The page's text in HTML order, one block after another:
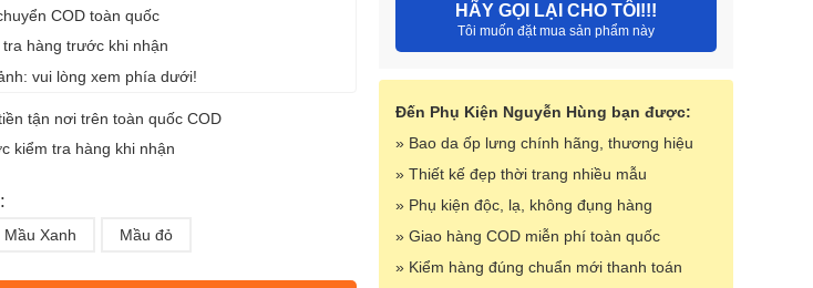
COD toàn quốc
hàng trước khi nhận
vui lòng xem phía dưới!
tận nơi trên toàn quốc COD
kiểm tra hàng khi nhận
Mầu Xanh Mầu đỏ
HÃY GỌI LẠI CHO TÔI!!!
Tôi muốn đặt mua sản phẩm này
Đến Phụ Kiện Nguyễn Hùng bạn được:
» Bao da ốp lưng chính hãng, thương hiệu
» Thiết kế đẹp thời trang nhiều mẫu
» Phụ kiện độc, lạ, không đụng hàng
» Giao hàng COD miễn phí toàn quốc
» Kiểm hàng đúng chuẩn mới thanh toán